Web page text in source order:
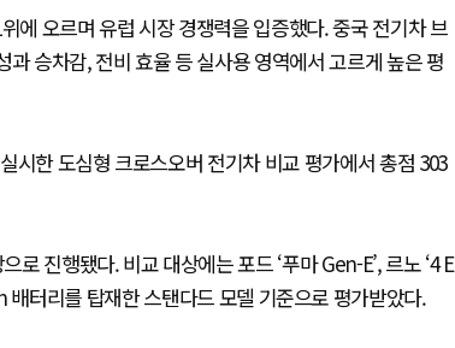
에 오르며 유럽 시장 경쟁력을 입증했다. 중국 전기차 브
승차감, 전비 효율 등 실사용 영역에서 고르게 높은 평
시한 도심형 크로스오버 전기차 비교 평가에서 총점 303
진행됐다. 비교 대상에는 포드 ‘푸마 Gen-E’, 르노 ‘4 E
배터리를 탑재한 스탠다드 모델 기준으로 평가받았다.